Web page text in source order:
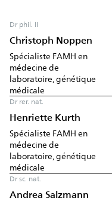
Dr phil. II
Christoph Noppen
Spécialiste FAMH en
médecine de
laboratoire, génétique
médicale
Dr rer. nat.
Henriette Kurth
Spécialiste FAMH en
médecine de
laboratoire, génétique
médicale
Dr sc. nat.
Andrea Salzmann